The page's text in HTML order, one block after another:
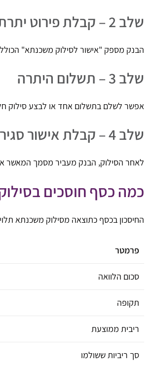
שלב 2 – קבלת פירוט יתרת החוב:
הבנק מספק "אישור לסילוק משכנתא"
שלב 3 – תשלום היתרה
אפשר לשלם בתשלום אחד או לבצע סילוק
שלב 4 – קבלת אישור סגירה
לאחר הסילוק, הבנק מעביר מסמך המאשר
כמה כסף חוסכים
החיסכון בכסף כתוצאה מסילוק משכנתא
פרמטר
סכום הלוואה
תקופה
ריבית ממוצעת
סך ריביות ששולמו